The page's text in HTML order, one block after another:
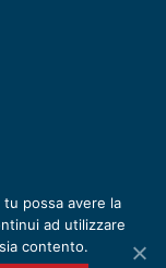
possa avere la
ad utilizzare
contento.